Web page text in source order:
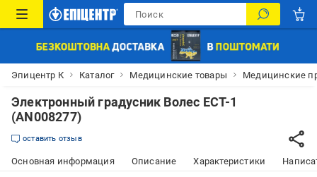
Эпицентр К Каталог Медицинские товары Медицинские
Электронный градусник Волес ЕСТ-1
(AN008277)
оставить отзыв
Основная информация Описание Характеристики